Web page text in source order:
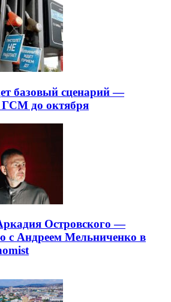
базовый сценарий —
ГСМ до октября
Островского —
с Андреем Мельниченко в